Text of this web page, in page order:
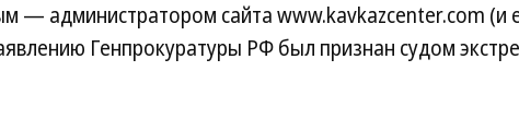
— администратором сайта www.kavkazcenter.com (и
Генпрокуратуры РФ был признан судом